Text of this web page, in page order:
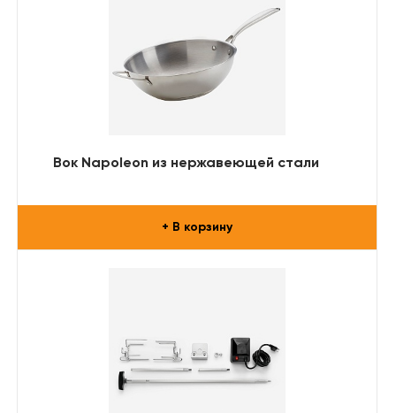
Вок Napoleon из нержавеющей стали
+ В корзину